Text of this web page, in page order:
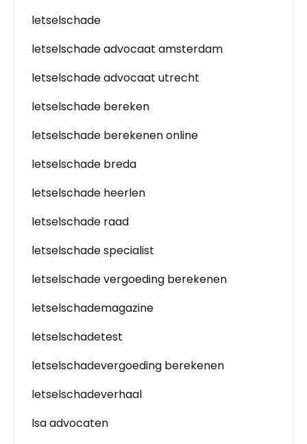
letselschade
letselschade advocaat amsterdam
letselschade advocaat utrecht
letselschade bereken
letselschade berekenen online
letselschade breda
letselschade heerlen
letselschade raad
letselschade specialist
letselschade vergoeding berekenen
letselschademagazine
letselschadetest
letselschadevergoeding berekenen
letselschadeverhaal
lsa advocaten